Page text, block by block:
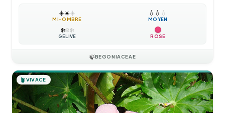
☀️☀️☀️
MI-OMBRE
💧 💧 💧
MOYEN
❄️❄️❄️
GÉLIVE ROSE
🍃BEGONIACEAE
🪴 VIVACE